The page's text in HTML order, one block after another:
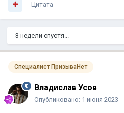
Цитата
3 недели спустя...
Специалист ПризываНет
Владислав Усов
Опубликовано: 1 июня 2023